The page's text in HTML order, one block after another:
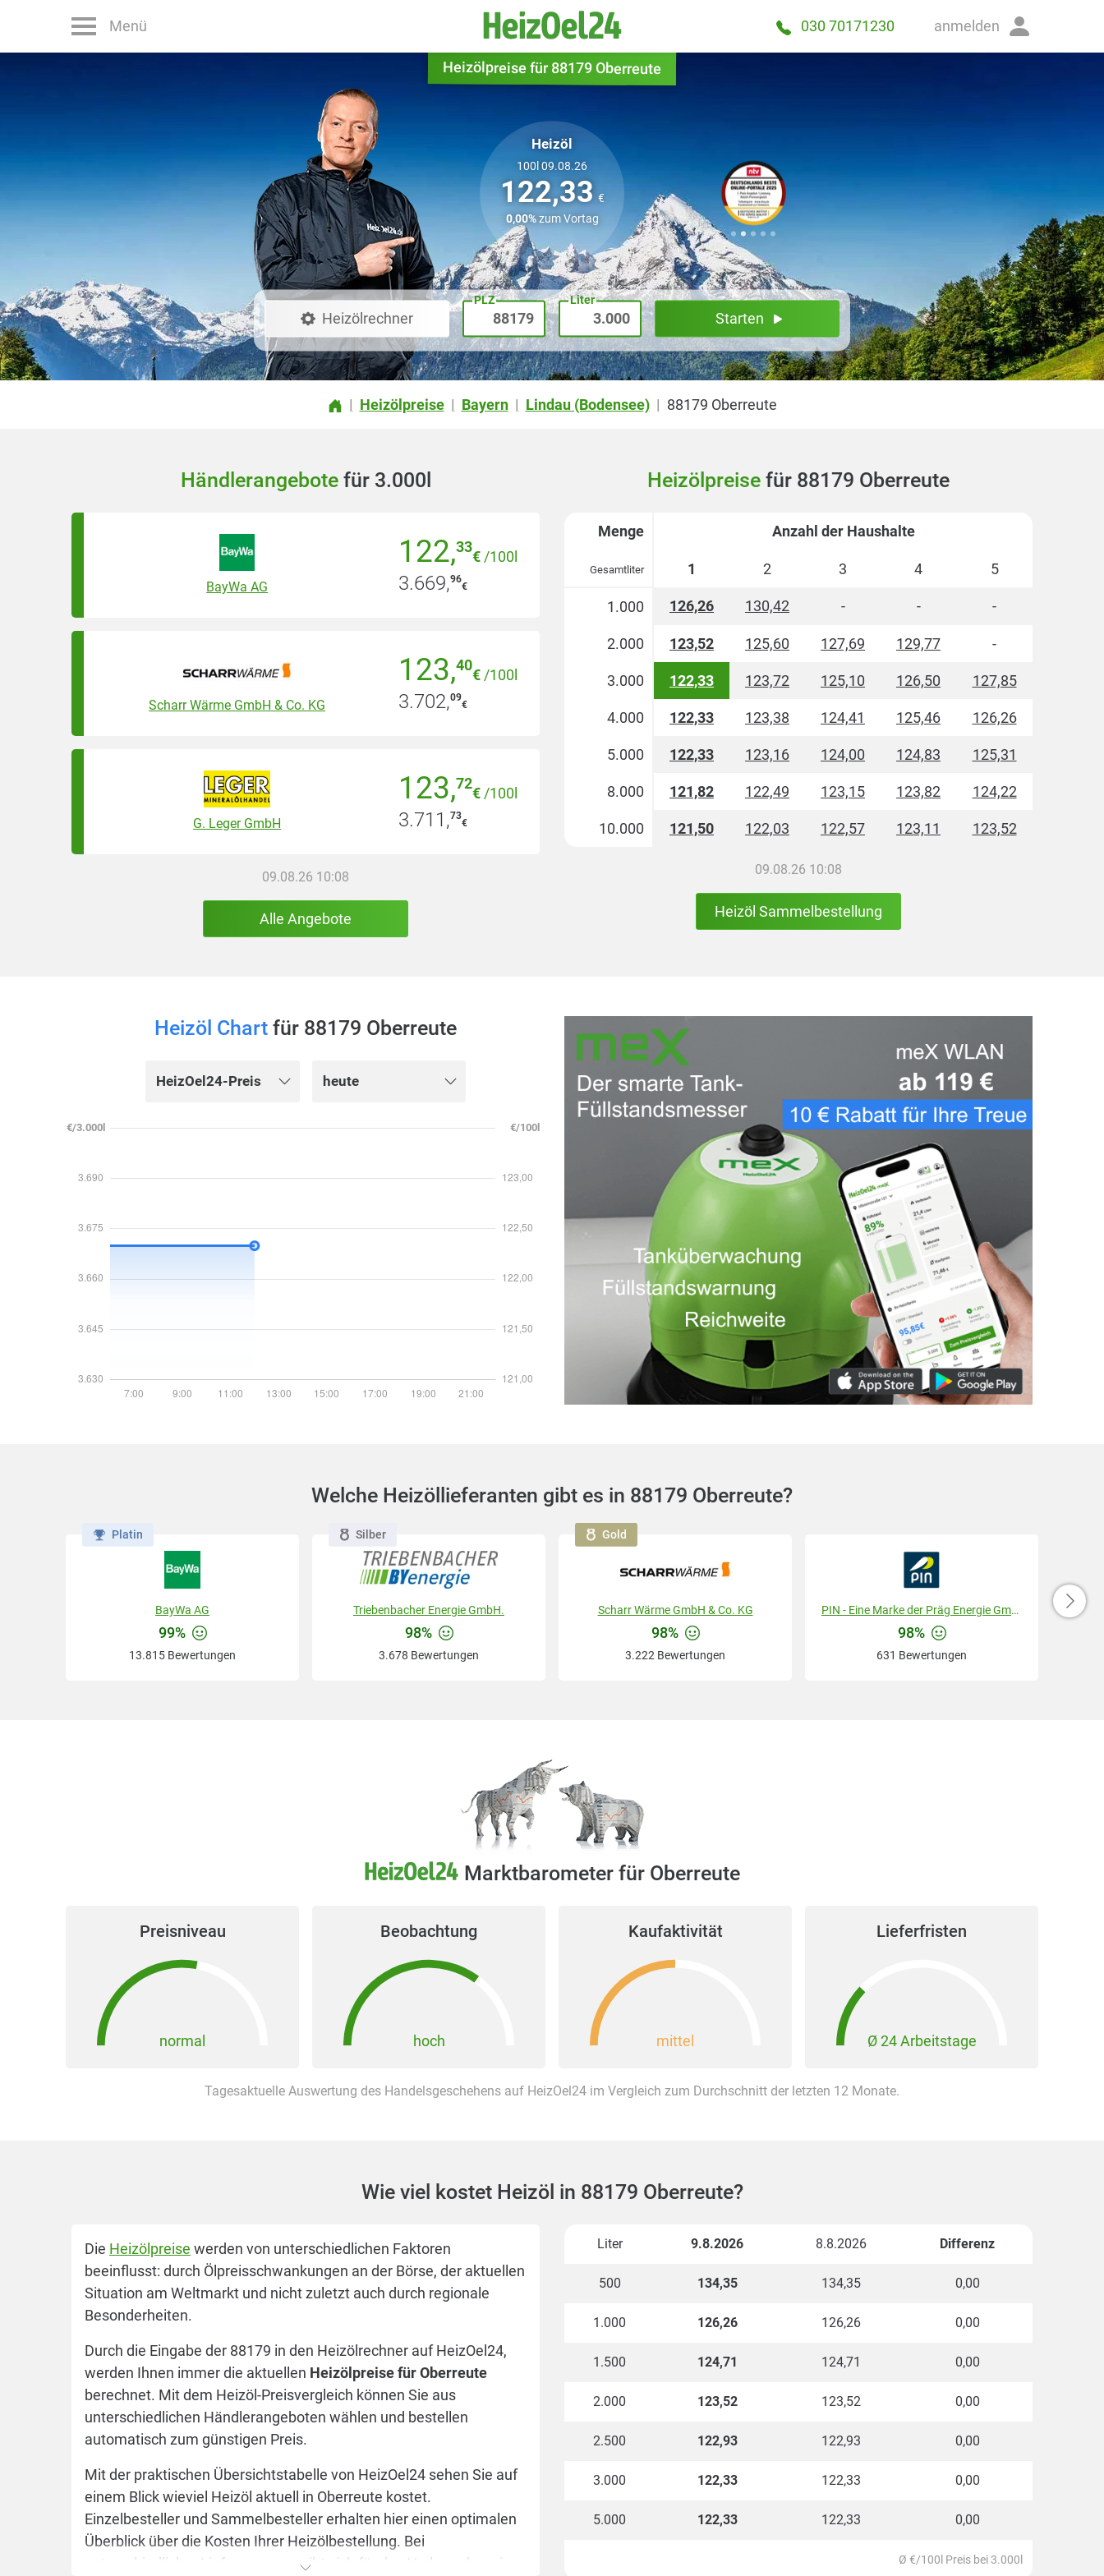
Menü 030 70171230 anmelden
Heizölpreise für 88179 Oberreute
Heizöl
100l 09.08.26
122,33 €
0,00%zum Vortag
| Heizölpreise | Bayern | Lindau (Bodensee) | 88179 Oberreute
Händlerangebotefür 3.000l
BayWa AG
122,33
€ /100l
3.669,96
€
Scharr Wärme GmbH & Co. KG
123,40
€ /100l
3.702,09
€
G. Leger GmbH
123,72
€ /100l
3.711,73
€
09.08.26 10:08
Alle Angebote
Heizölpreise für 88179 Oberreute
Menge Anzahl der Haushalte
Gesamtliter 1 2 3 4 5
1.000 126,26 130,42 - - -
2.000 123,52 125,60 127,69 129,77 -
3.000 122,33 123,72 125,10 126,50 127,85
4.000 122,33 123,38 124,41 125,46 126,26
5.000 122,33 123,16 124,00 124,83 125,31
8.000 121,82 122,49 123,15 123,82 124,22
10.000 121,50 122,03 122,57 123,11 123,52
09.08.26 10:08
Heizöl Sammelbestellung
Heizöl Chart für 88179 Oberreute
HeizOel24-Preis heute
€/3.000l €/100l
Welche Heizöllieferanten gibt es in 88179 Oberreute?
Platin
BayWa AG
99%
13.815 Bewertungen
Silber
Triebenbacher Energie GmbH.
98%
3.678 Bewertungen
Gold
Scharr Wärme GmbH & Co. KG
98%
3.222 Bewertungen
PIN - Eine Marke der Präg Energie GmbH & Co. KG
98%
631 Bewertungen
Marktbarometer für Oberreute
Preisniveau
normal
Beobachtung
hoch
Kaufaktivität
mittel
Lieferfristen
Ø 24 Arbeitstage
Tagesaktuelle Auswertung des Handelsgeschehens auf HeizOel24 im Vergleich zum Durchschnitt der letzten 12 Monate.
Wie viel kostet Heizöl in 88179 Oberreute?
Die Heizölpreise werden von unterschiedlichen Faktoren
beeinflusst: durch Ölpreisschwankungen an der Börse, der aktuellen
Situation am Weltmarkt und nicht zuletzt auch durch regionale
Besonderheiten.
Durch die Eingabe der 88179 in den Heizölrechner auf HeizOel24,
werden Ihnen immer die aktuellen Heizölpreise für Oberreute
berechnet. Mit dem Heizöl-Preisvergleich können Sie aus
unterschiedlichen Händlerangeboten wählen und bestellen
automatisch zum günstigen Preis.
Mit der praktischen Übersichtstabelle von HeizOel24 sehen Sie auf
einem Blick wieviel Heizöl aktuell in Oberreute kostet.
Einzelbesteller und Sammelbesteller erhalten hier einen optimalen
Überblick über die Kosten Ihrer Heizölbestellung. Bei
unterschiedlicher Liefermenge ergibt sich für den Verbraucher ein
Liter 9.8.2026 8.8.2026 Differenz
500 134,35 134,35 0,00
1.000 126,26 126,26 0,00
1.500 124,71 124,71 0,00
2.000 123,52 123,52 0,00
2.500 122,93 122,93 0,00
3.000 122,33 122,33 0,00
5.000 122,33 122,33 0,00
Ø €/100l Preis bei 3.000l
Heizölrechner
PLZ Liter
Starten